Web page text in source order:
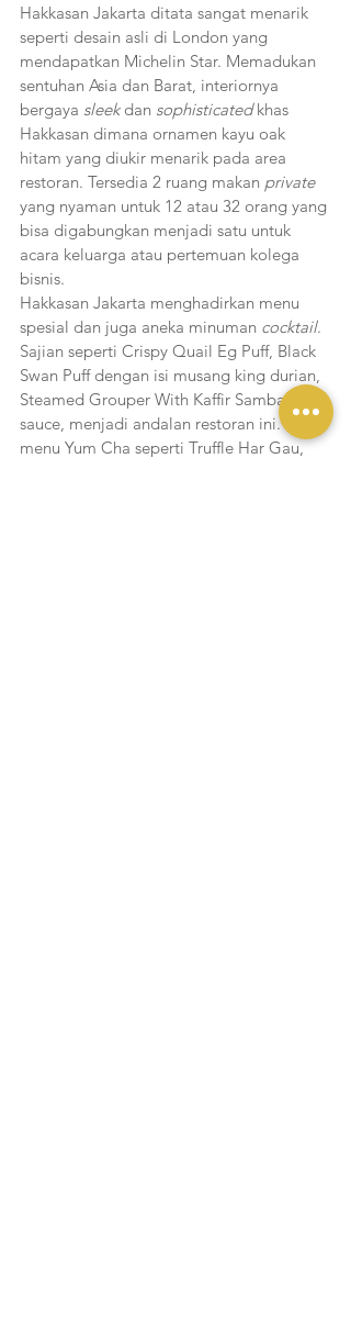
Hakkasan Jakarta ditata sangat menarik
seperti desain asli di London yang
mendapatkan Michelin Star. Memadukan
sentuhan Asia dan Barat, interiornya
bergaya sleek dan sophisticated khas
Hakkasan dimana ornamen kayu oak
hitam yang diukir menarik pada area
restoran. Tersedia 2 ruang makan private
yang nyaman untuk 12 atau 32 orang yang
bisa digabungkan menjadi satu untuk
acara keluarga atau pertemuan kolega
bisnis.
Hakkasan Jakarta menghadirkan menu
spesial dan juga aneka minuman cocktail.
Sajian seperti Crispy Quail Eg Puff, Black
Swan Puff dengan isi musang king durian,
Steamed Grouper With Kaffir Sambal
sauce, menjadi andalan restoran ini. Untuk
menu Yum Cha seperti Truffle Har Gau,